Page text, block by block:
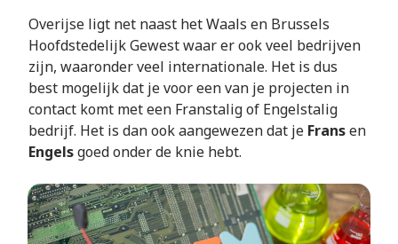
Overijse ligt net naast het Waals en Brussels
Hoofdstedelijk Gewest waar er ook veel bedrijven
zijn, waaronder veel internationale. Het is dus
best mogelijk dat je voor een van je projecten in
contact komt met een Franstalig of Engelstalig
bedrijf. Het is dan ook aangewezen dat je Fransen
Engelsgoed onder de knie hebt.